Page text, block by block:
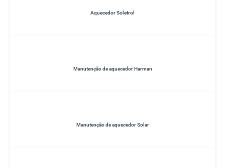
Aquecedor Soletrol
Manutenção de aquecedor Harman
Manutenção de aquecedor Solar